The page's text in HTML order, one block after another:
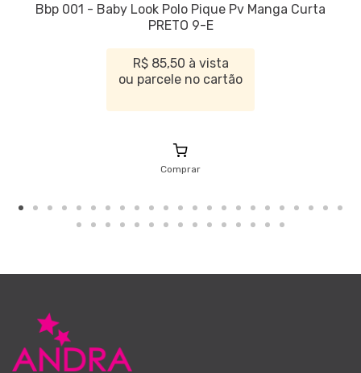
Bbp 001 - Baby Look Polo Pique Pv Manga Curta
PRETO 9-E
R$ 85,50 à vista
ou parcele no cartão
Comprar